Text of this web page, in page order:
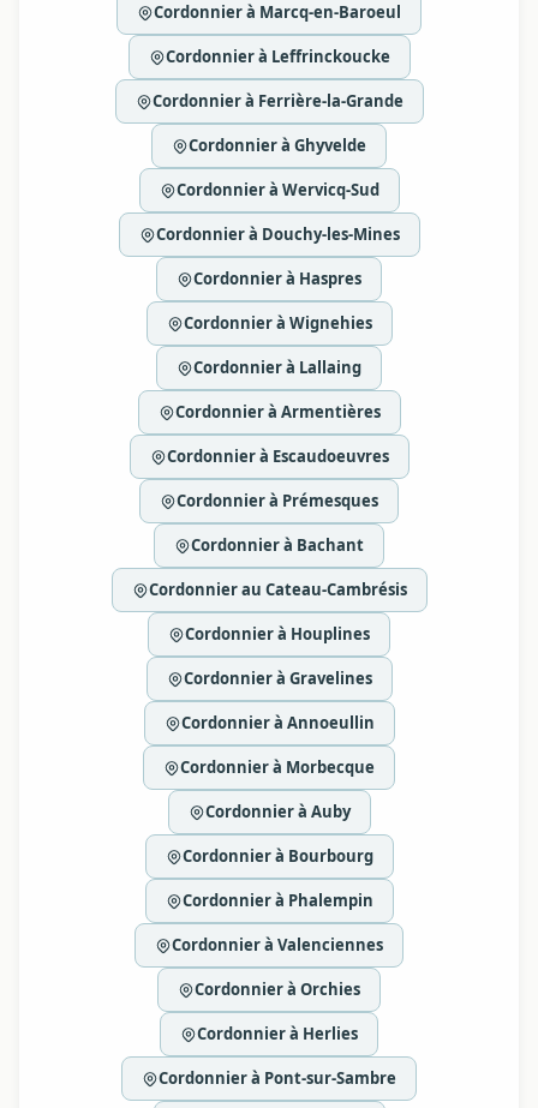
Cordonnier à Marcq-en-Baroeul
Cordonnier à Leffrinckoucke
Cordonnier à Ferrière-la-Grande
Cordonnier à Ghyvelde
Cordonnier à Wervicq-Sud
Cordonnier à Douchy-les-Mines
Cordonnier à Haspres
Cordonnier à Wignehies
Cordonnier à Lallaing
Cordonnier à Armentières
Cordonnier à Escaudoeuvres
Cordonnier à Prémesques
Cordonnier à Bachant
Cordonnier au Cateau-Cambrésis
Cordonnier à Houplines
Cordonnier à Gravelines
Cordonnier à Annoeullin
Cordonnier à Morbecque
Cordonnier à Auby
Cordonnier à Bourbourg
Cordonnier à Phalempin
Cordonnier à Valenciennes
Cordonnier à Orchies
Cordonnier à Herlies
Cordonnier à Pont-sur-Sambre